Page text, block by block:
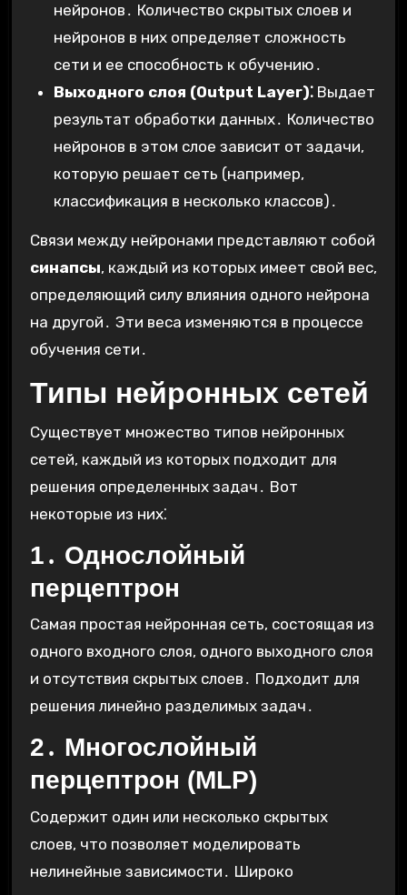
нейронов․ Количество скрытых слоев и
нейронов в них определяет сложность
сети и ее способность к обучению․
Выходного слоя (Output Layer)⁚Выдает
результат обработки данных․ Количество
нейронов в этом слое зависит от задачи,
которую решает сеть (например,
классификация в несколько классов)․
Связи между нейронами представляют собой
синапсы, каждый из которых имеет свой вес,
определяющий силу влияния одного нейрона
на другой․ Эти веса изменяются в процессе
обучения сети․
Типы нейронных сетей
Существует множество типов нейронных
сетей, каждый из которых подходит для
решения определенных задач․ Вот
некоторые из них⁚
1․ Однослойный
перцептрон
Самая простая нейронная сеть, состоящая из
одного входного слоя, одного выходного слоя
и отсутствия скрытых слоев․ Подходит для
решения линейно разделимых задач․
2․ Многослойный
перцептрон (MLP)
Содержит один или несколько скрытых
слоев, что позволяет моделировать
нелинейные зависимости․ Широко